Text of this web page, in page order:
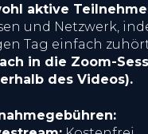
aktive
und Netzwerk,
Tag einfach
in die Zoom-
des Videos).